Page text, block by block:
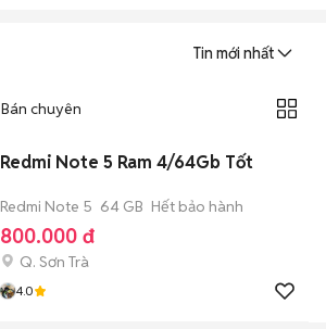
Tin mới nhất
Bán chuyên
Redmi Note 5 Ram 4/64Gb Tốt
Redmi Note 5 64 GB Hết bảo hành
800.000 đ
Q. Sơn Trà
4.0